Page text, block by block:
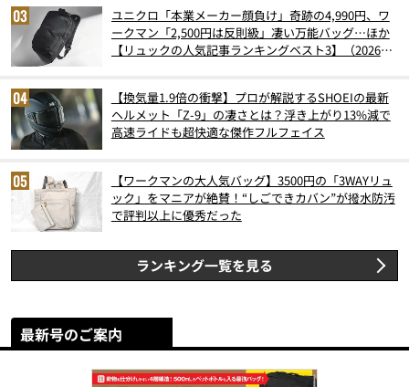
ユニクロ「本業メーカー顔負け」奇跡の4,990円、ワ
ークマン「2,500円は反則級」凄い万能バッグ…ほか
【リュックの人気記事ランキングベスト3】（2026年
【換気量1.9倍の衝撃】プロが解説するSHOEIの最新
ヘルメット「Z-9」の凄さとは？浮き上がり13%減で
高速ライドも超快適な傑作フルフェイス
【ワークマンの大人気バッグ】3500円の「3WAYリュ
ック」をマニアが絶賛！“しごできカバン”が撥水防汚
で評判以上に優秀だった
ランキング一覧を見る
最新号のご案内